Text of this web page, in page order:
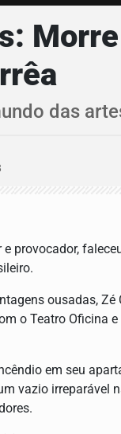
das
provocador,
ousadas,
o Teatro Oficina
em seu
vazio irreparável